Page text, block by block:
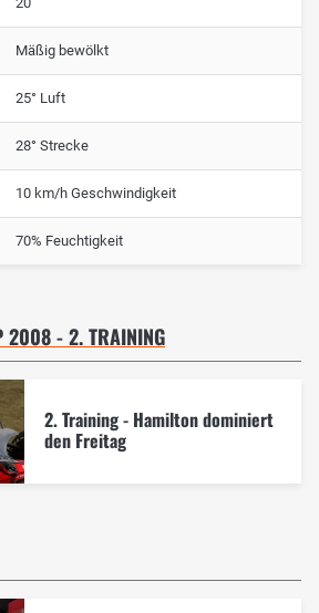
Mäßig bewölkt
25° Luft
28° Strecke
10 km/h Geschwindigkeit
70% Feuchtigkeit
2008 - 2. TRAINING
2. Training - Hamilton dominiert
den Freitag